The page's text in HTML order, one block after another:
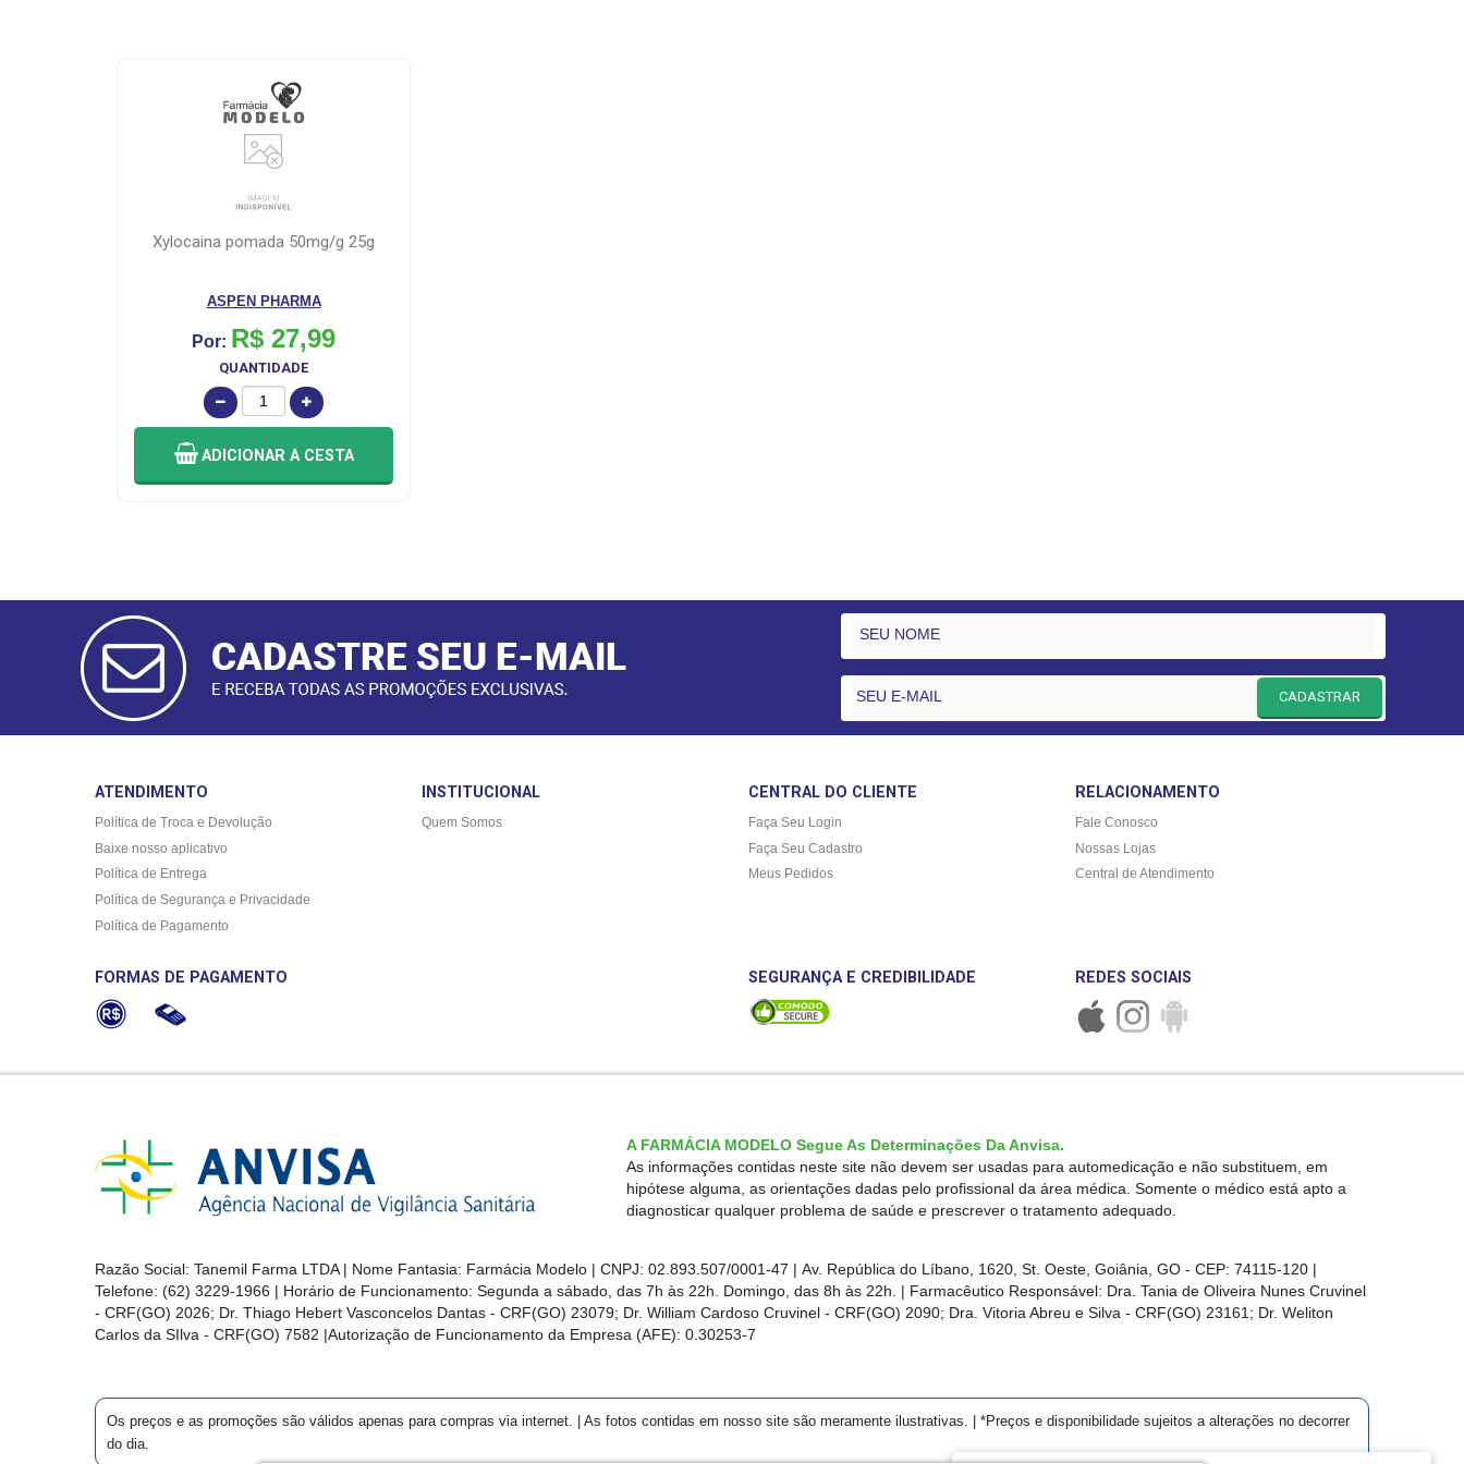
xylocaina pomada 50mg/g 25g
ASPEN PHARMA
Por: R$ 27,99
QUANTIDADE
ADICIONAR A CESTA
CADASTRAR
E-MAIL
CADASTRAR
ATENDIMENTO
Política de Troca e Devolução
Baixe nosso aplicativo
Política de Entrega
Política de Segurança e Privacidade
Política de Pagamento
INSTITUCIONAL
Quem Somos
CENTRAL DO CLIENTE
Faça Seu Login
Faça Seu Cadastro
Meus Pedidos
RELACIONAMENTO
Fale Conosco
Nossas Lojas
Central de Atendimento
FORMAS DE PAGAMENTO SEGURANÇA E CREDIBILIDADE REDES SOCIAIS
A FARMÁCIA MODELO Segue As Determinações Da Anvisa.
As informações contidas neste site não devem ser usadas para automedicação e não substituem, em
hipótese alguma, as orientações dadas pelo profissional da área médica. Somente o médico está apto a
diagnosticar qualquer problema de saúde e prescrever o tratamento adequado.
Razão Social: Tanemil Farma LTDA | Nome Fantasia: Farmácia Modelo | CNPJ: 02.893.507/0001-47 | Av. República do Líbano, 1620, St. Oeste, Goiânia, GO - CEP: 74115-120 |
Telefone: (62) 3229-1966 | Horário de Funcionamento: Segunda a sábado, das 7h às 22h. Domingo, das 8h às 22h. | Farmacêutico Responsável: Dra. Tania de Oliveira Nunes Cruvinel
- CRF(GO) 2026; Dr. Thiago Hebert Vasconcelos Dantas - CRF(GO) 23079; Dr. William Cardoso Cruvinel - CRF(GO) 2090; Dra. Vitoria Abreu e Silva - CRF(GO) 23161; Dr. Weliton
Carlos da SIlva - CRF(GO) 7582 |Autorização de Funcionamento da Empresa (AFE): 0.30253-7
Os preços e as promoções são válidos apenas para compras via internet. | As fotos contidas em nosso site são meramente ilustrativas. | *Preços e disponibilidade sujeitos a alterações no decorrer
do dia.